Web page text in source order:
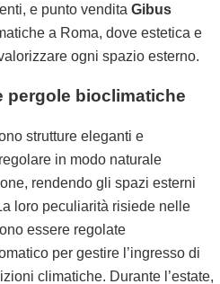
e punto venditaGibus
a Roma, dove estetica e
ogni spazio esterno.
pergole bioclimatiche
strutture eleganti e
in modo naturale
rendendo gli spazi esterni
loro peculiarità risiede nelle
essere regolate
per gestire l’ingresso di
climatiche. Durante l’estate,